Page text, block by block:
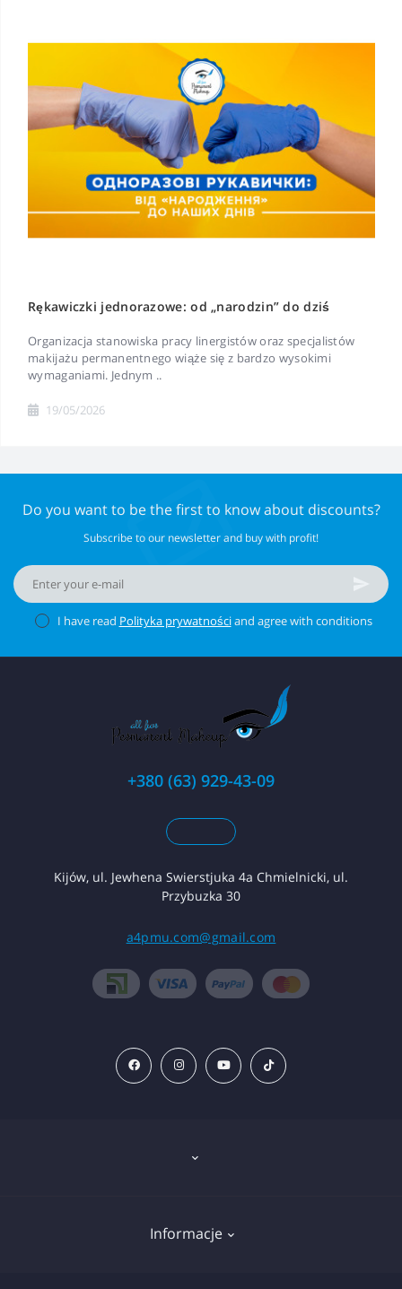
Rękawiczki jednorazowe: od „narodzin” do dziś
Organizacja stanowiska pracy linergistów oraz specjalistów
makijażu permanentnego wiąże się z bardzo wysokimi
wymaganiami. Jednym ..
19/05/2026
Do you want to be the first to know about discounts?
Subscribe to our newsletter and buy with profit!
I have read Polityka prywatnościand agree with conditions
+380 (63) 929-43-09
Kijów, ul. Jewhena Swierstjuka 4a Chmielnicki, ul.
Przybuzka 30
a4pmu.com@gmail.com
Informacje